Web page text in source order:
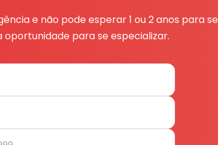
e não pode esperar 1 ou 2 anos para se
oportunidade para se especializar.